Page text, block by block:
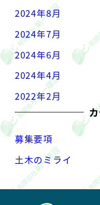
2024年8月
2024年7月
2024年6月
2024年4月
2022年2月
募集要項
土木のミライ